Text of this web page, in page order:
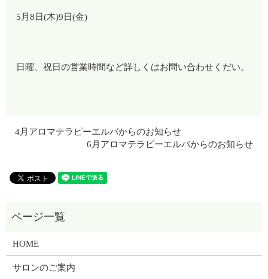
5月8日(木)9日(金)
日曜、祝日の営業時間など詳しくはお問い合わせくだい。
4月アロマテラピーエルバからのお知らせ
6月アロマテラピーエルバからのお知らせ
HOME
サロンのご案内